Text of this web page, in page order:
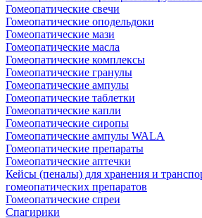
Гомеопатические свечи
Гомеопатические оподельдоки
Гомеопатические мази
Гомеопатические масла
Гомеопатические комплексы
Гомеопатические гранулы
Гомеопатические ампулы
Гомеопатические таблетки
Гомеопатические капли
Гомеопатические сиропы
Гомеопатические ампулы WALA
Гомеопатические препараты
Гомеопатические аптечки
Кейсы (пеналы) для хранения и
гомеопатических препаратов
Гомеопатические спреи
Спагирики